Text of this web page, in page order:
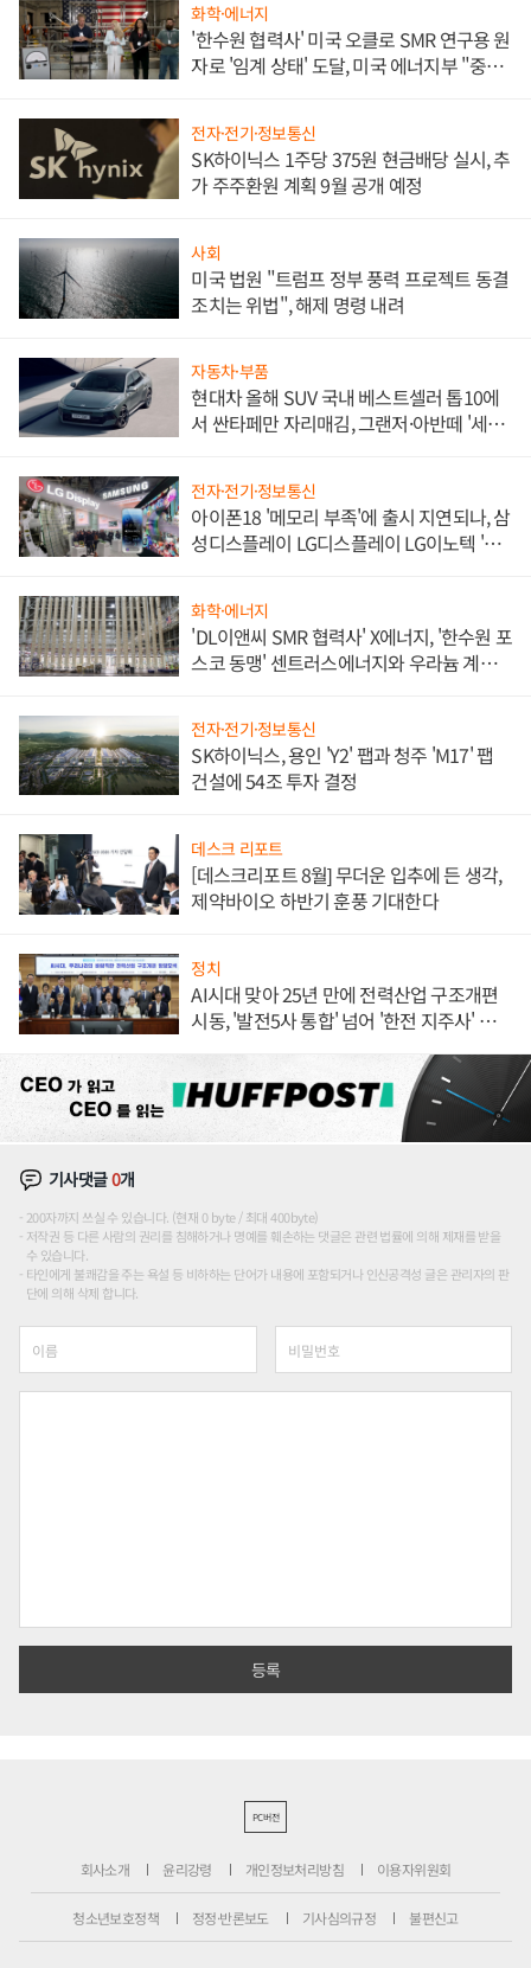
화학·에너지
'한수원 협력사' 미국 오클로 SMR 연구용 원
자로 '임계 상태' 도달, 미국 에너지부 "중요
전자·전기·정보통신
SK하이닉스 1주당 375원 현금배당 실시, 추
가 주주환원 계획 9월 공개 예정
사회
미국 법원 "트럼프 정부 풍력 프로젝트 동결
조치는 위법", 해제 명령 내려
자동차·부품
현대차 올해 SUV 국내 베스트셀러 톱10에
서 싼타페만 자리매김, 그랜저·아반떼 '세단
전자·전기·정보통신
아이폰18 '메모리 부족'에 출시 지연되나, 삼
성디스플레이 LG디스플레이 LG이노텍 '탈
화학·에너지
'DL이앤씨 SMR 협력사' X에너지, '한수원 포
스코 동맹' 센트러스에너지와 우라늄 계약
전자·전기·정보통신
SK하이닉스, 용인 'Y2' 팹과 청주 'M17' 팹
건설에 54조 투자 결정
데스크 리포트
[데스크리포트 8월] 무더운 입추에 든 생각,
제약바이오 하반기 훈풍 기대한다
정치
AI시대 맞아 25년 만에 전력산업 구조개편
시동, '발전5사 통합' 넘어 '한전 지주사' 재편
기사댓글0개
200자까지 쓰실 수 있습니다. (현재 0 byte / 최대 400byte)
저작권 등 다른 사람의 권리를 침해하거나 명예를 훼손하는 댓글은 관련 법률에 의해 제재를 받을
수 있습니다.
타인에게 불쾌감을 주는 욕설 등 비하하는 단어가 내용에 포함되거나 인신공격성 글은 관리자의 판
단에 의해 삭제 합니다.
PC버전
회사소개 윤리강령 개인정보처리방침 이용자위원회
청소년보호정책 정정·반론보도 기사심의규정 불편신고